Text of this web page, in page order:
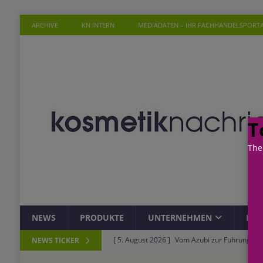
ARCHIVE KN INTERN MEDIADATEN – IHR
NEWS PRODUKTE UNTERNEHMEN
NEWS TICKER [ 5. August 2026 ] Vom Azubi zur